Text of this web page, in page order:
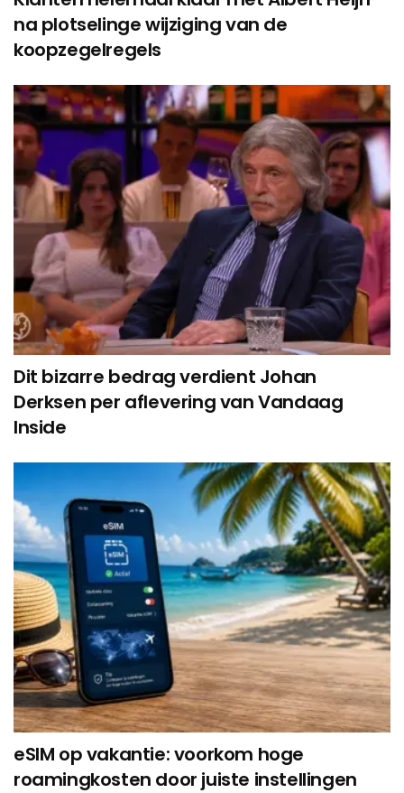
na plotselinge wijziging van de
koopzegelregels
Dit bizarre bedrag verdient Johan
Derksen per aflevering van Vandaag
Inside
eSIM op vakantie: voorkom hoge
roamingkosten door juiste instellingen